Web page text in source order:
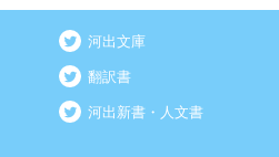
河出文庫
翻訳書
河出新書・人文書